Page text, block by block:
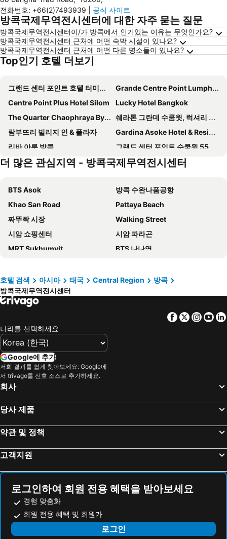
전화번호: +66(2)7493939 공식 사이트
방콕국제무역전시센터에 대한 자주 묻는 질문
방콕국제무역전시센터이/가 방콕에서 인기있는 이유는 무엇인가요?
방콕국제무역전시센터 근처에 어떤 숙박 시설이 있나요?
방콕국제무역전시센터 근처에 어떤 다른 명소들이 있나요?
Top인기 호텔 더보기
그랜드 센터 포인트 호텔 터미널 21
Grande Centre Point Lumphini Bangkok
Centre Point Plus Hotel Silom
Lucky Hotel Bangkok
The Quarter Chaophraya By Uhg
쉐라톤 그란데 수쿰윗, 럭셔리 컬렉션 호텔, 방콕
람부뜨리 빌리지 인 & 플라자
Gardina Asoke Hotel & Residence
리바 아룬 방콕
그랜드 센터 포인트 수쿰윗 55
Royal Orchid Sheraton Riverside Hotel Bangkok
레드 플래닛 방콕 아속
차트리움 레지던스 사톤
Jasmine 59 Hotel
아르테 호텔
Mandarin Hotel Managed by Centre Point
Tinidee Trendy Bangkok Khaosan
풀만 방콕 호텔 G
Marriott Executive Apartments Sukhumvit Park, Bangkok
Solaria Nishitetsu Hotel Bangkok
Grand Mercure Bangkok Atrium
Galleria 12 Sukhumvit Bangkok by Compass Hospitality
Eastin Grand Hotel Phayathai
더 버클리 호텔 프라투남
The Salil Hotel Riverside
SO/ Bangkok
더 아테네 호텔, 어 럭셔리 컬렉션 호텔, 방콕
Grande Centre Point Surawong Bangkok
Night Hotel Bangkok - Sukhumvit 15
콘래드 방콕
Courtyard by Marriott Bangkok
Saan Hotel Sathorn
Hope Land & Residence Sukhumvit 8
The Cottage Suvarnabhumi
The Publyc Hotel
릴리 레지던스
Lumen Bangkok Udomsuk Station
Avana Residence
Lasalle Suites Hotel & Residence
Star Sukhumvit
컨비니언트 파크 방콕 호텔
Marigold Sukhumvit
더 많은 관심지역 - 방콕국제무역전시센터
BTS Asok
방콕 수완나품공항
Khao San Road
Pattaya Beach
짜뚜짝 시장
Walking Street
시암 쇼핑센터
시암 파라곤
MRT Sukhumvit
BTS 나나역
후아힌 비치
Patpong
돈무앙 공항
CentralFestival Pattaya Beach
Lumphini-Park
North Pattaya
왓 포
BTS On Nut
Big C Extra Pattaya 3
라자만갈라 국립 경기장
CentralPlaza Grand Rama 9
BTS Surasak
시암 오션월드
룸피니 복싱 경기장
방콕 사파리월드
Historic City of Ayutthaya
SFX Cinema Pattaya Beach
BTS Punnawithi
MRT Lumphini
호텔 검색 아시아 태국 Central Region
방콕
방콕국제무역전시센터
Facebook
Twitter
나라를 선택하세요
Google에 추가
저희 결과를 쉽게 찾아보세요: Google에
서 trivago를 선호 소스로 추가하세요.
회사
당사 제품
약관 및 정책
고객지원
로그인하여 회원 전용 혜택을 받아보세요
경험 맞춤화
회원 전용 혜택 및 회원가
로그인